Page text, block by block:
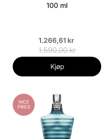
100 ml
1.266,61 kr
1.590,00 kr
Kjøp
NICE
PRICE